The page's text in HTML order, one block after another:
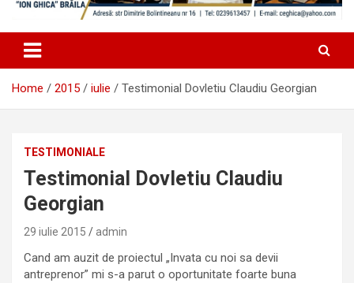
Home 2015 iulie Testimonial Dovletiu Claudiu Georgian
TESTIMONIALE
Testimonial Dovletiu Claudiu
Georgian
29 iulie 2015 admin
Cand am auzit de proiectul „Invata cu noi sa devii
antreprenor” mi s-a parut o oportunitate foarte buna